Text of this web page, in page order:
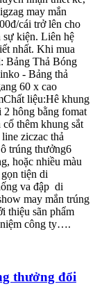
may mắn
cái trở lên cho
sự kiện. Liên hệ
nhất. Khi mua
Bảng Thả Bóng
- Bảng thả
60 x cao
liệu:Hê khung
hông bằng fomat
thêm khung sắt
ziczac thả
trúng thưởng6
hoặc nhiều màu
tiện di
va đập di
may mắn trúng
thiệu sãn phẩm
niệm công ty….
thưởng đổi